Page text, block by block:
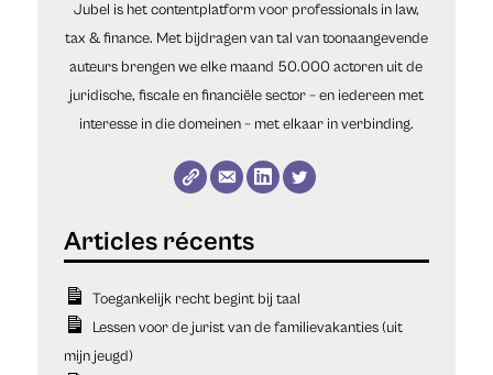
Jubel is het contentplatform voor professionals in law,
tax & finance. Met bijdragen van tal van toonaangevende
auteurs brengen we elke maand 50.000 actoren uit de
juridische, fiscale en financiële sector – en iedereen met
interesse in die domeinen – met elkaar in verbinding.
Toegankelijk recht begint bij taal
Lessen voor de jurist van de familievakanties (uit
mijn jeugd)